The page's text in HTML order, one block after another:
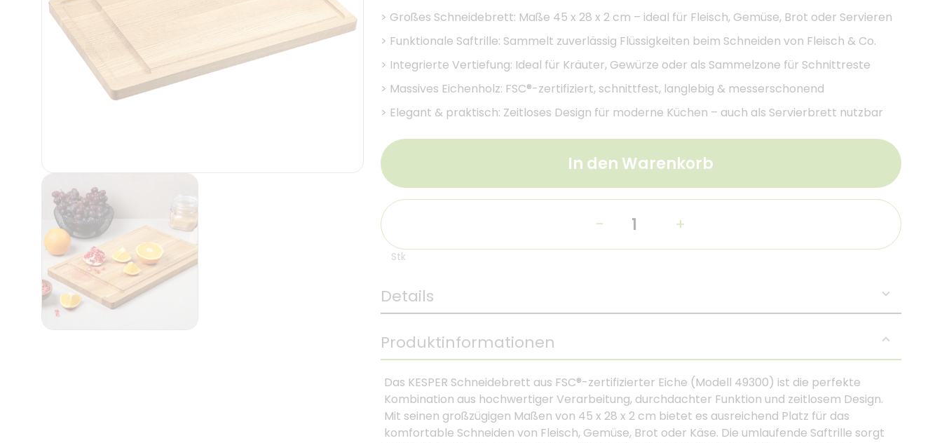
> Großes Schneidebrett: Maße 45 x 28 x 2 cm – ideal für Fleisch, Gemüse, Brot oder Servieren
> Funktionale Saftrille: Sammelt zuverlässig Flüssigkeiten beim Schneiden von Fleisch & Co.
> Integrierte Vertiefung: Ideal für Kräuter, Gewürze oder als Sammelzone für Schnittreste
> Massives Eichenholz: FSC®-zertifiziert, schnittfest, langlebig & messerschonend
> Elegant & praktisch: Zeitloses Design für moderne Küchen – auch als Servierbrett nutzbar
In den Warenkorb
- +
Stk
Details
Produktinformationen
Das KESPER Schneidebrett aus FSC®-zertifizierter Eiche (Modell 49300) ist die perfekte
Kombination aus hochwertiger Verarbeitung, durchdachter Funktion und zeitlosem Design.
Mit seinen großzügigen Maßen von 45 x 28 x 2 cm bietet es ausreichend Platz für das
komfortable Schneiden von Fleisch, Gemüse, Brot oder Käse. Die umlaufende Saftrille sorgt